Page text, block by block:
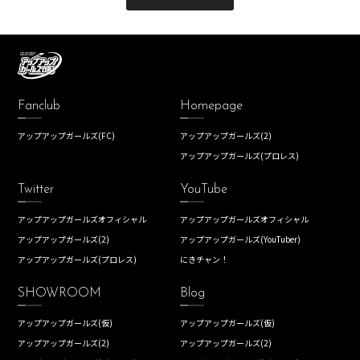
Fanclub
アップアップガールズ(FC)
Homepage
アップアップガールズ(2)
アップアップガールズ(プロレス)
Twitter
アップアップガールズオフィシャル
アップアップガールズ(2)
アップアップガールズ(プロレス)
YouTube
アップアップガールズオフィシャル
アップアップガールズ(YouTuber)
にきチャン！
SHOWROOM
アップアップガールズ(仮)
アップアップガールズ(2)
Blog
アップアップガールズ(仮)
アップアップガールズ(2)